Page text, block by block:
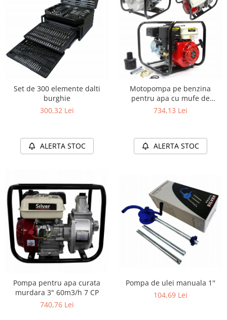
Set de 300 elemente dalti
burghie
300,32 Lei
ALERTA STOC
Motopompa pe benzina
pentru apa cu mufe de
cuplare
734,13 Lei
ALERTA STOC
Pompa pentru apa curata
murdara 3" 60m3/h 7 CP
740,76 Lei
Pompa de ulei manuala 1''
104,69 Lei